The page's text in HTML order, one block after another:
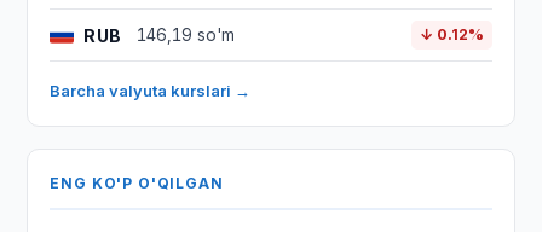
RUB 146,19 so'm ↓ 0.12%
Barcha valyuta kurslari →
ENG KO'P O'QILGAN